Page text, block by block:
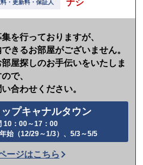
・更新料・保証人 ナシ
を行っておりますが、
きるお部屋がございません。
屋探しのお手伝いをいたしま
で、
合わせください。
プキャナルタウン
10：00～17：00
始（12/29～1/3）、5/3～5/5
話
ージはこちら